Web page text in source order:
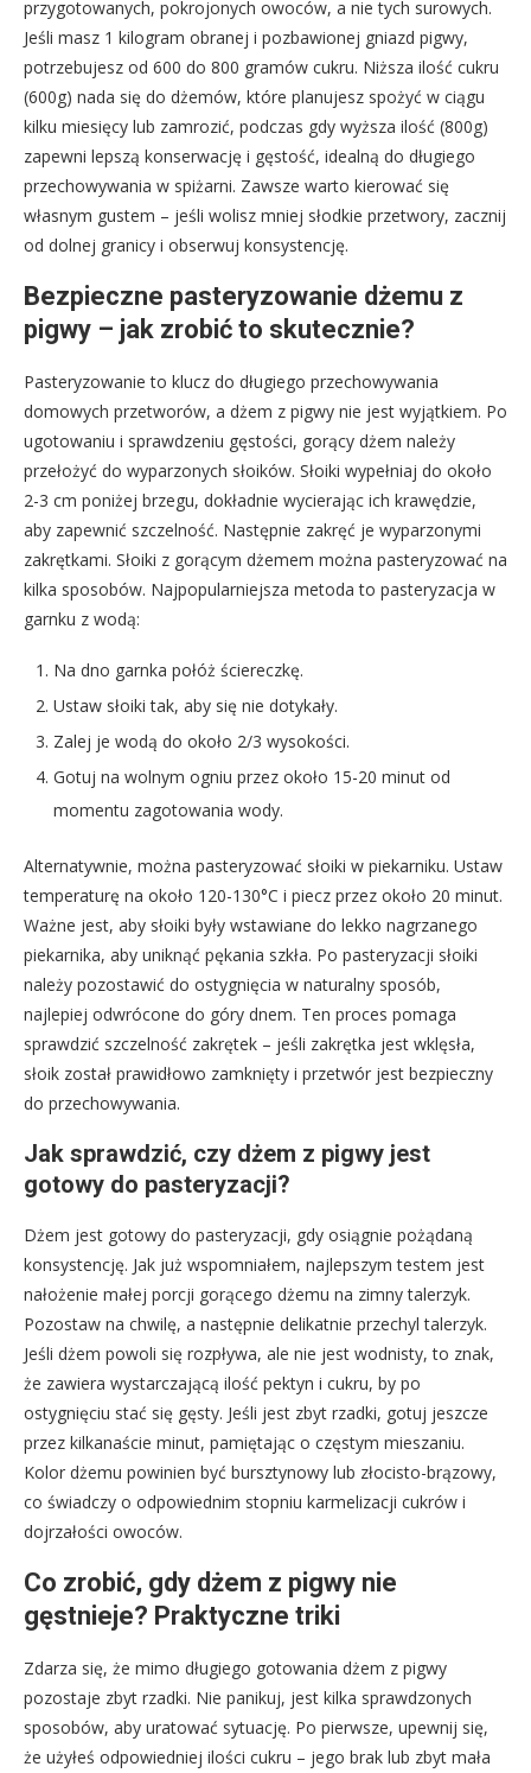
przygotowanych, pokrojonych owoców, a nie tych surowych.
Jeśli masz 1 kilogram obranej i pozbawionej gniazd pigwy,
potrzebujesz od 600 do 800 gramów cukru. Niższa ilość cukru
(600g) nada się do dżemów, które planujesz spożyć w ciągu
kilku miesięcy lub zamrozić, podczas gdy wyższa ilość (800g)
zapewni lepszą konserwację i gęstość, idealną do długiego
przechowywania w spiżarni. Zawsze warto kierować się
własnym gustem – jeśli wolisz mniej słodkie przetwory, zacznij
od dolnej granicy i obserwuj konsystencję.
Bezpieczne pasteryzowanie dżemu z
pigwy – jak zrobić to skutecznie?
Pasteryzowanie to klucz do długiego przechowywania
domowych przetworów, a dżem z pigwy nie jest wyjątkiem. Po
ugotowaniu i sprawdzeniu gęstości, gorący dżem należy
przełożyć do wyparzonych słoików. Słoiki wypełniaj do około
2-3 cm poniżej brzegu, dokładnie wycierając ich krawędzie,
aby zapewnić szczelność. Następnie zakręć je wyparzonymi
zakrętkami. Słoiki z gorącym dżemem można pasteryzować na
kilka sposobów. Najpopularniejsza metoda to pasteryzacja w
garnku z wodą:
Na dno garnka połóż ściereczkę.
Ustaw słoiki tak, aby się nie dotykały.
Zalej je wodą do około 2/3 wysokości.
Gotuj na wolnym ogniu przez około 15-20 minut od
momentu zagotowania wody.
Alternatywnie, można pasteryzować słoiki w piekarniku. Ustaw
temperaturę na około 120-130°C i piecz przez około 20 minut.
Ważne jest, aby słoiki były wstawiane do lekko nagrzanego
piekarnika, aby uniknąć pękania szkła. Po pasteryzacji słoiki
należy pozostawić do ostygnięcia w naturalny sposób,
najlepiej odwrócone do góry dnem. Ten proces pomaga
sprawdzić szczelność zakrętek – jeśli zakrętka jest wklęsła,
słoik został prawidłowo zamknięty i przetwór jest bezpieczny
do przechowywania.
Jak sprawdzić, czy dżem z pigwy jest
gotowy do pasteryzacji?
Dżem jest gotowy do pasteryzacji, gdy osiągnie pożądaną
konsystencję. Jak już wspomniałem, najlepszym testem jest
nałożenie małej porcji gorącego dżemu na zimny talerzyk.
Pozostaw na chwilę, a następnie delikatnie przechyl talerzyk.
Jeśli dżem powoli się rozpływa, ale nie jest wodnisty, to znak,
że zawiera wystarczającą ilość pektyn i cukru, by po
ostygnięciu stać się gęsty. Jeśli jest zbyt rzadki, gotuj jeszcze
przez kilkanaście minut, pamiętając o częstym mieszaniu.
Kolor dżemu powinien być bursztynowy lub złocisto-brązowy,
co świadczy o odpowiednim stopniu karmelizacji cukrów i
dojrzałości owoców.
Co zrobić, gdy dżem z pigwy nie
gęstnieje? Praktyczne triki
Zdarza się, że mimo długiego gotowania dżem z pigwy
pozostaje zbyt rzadki. Nie panikuj, jest kilka sprawdzonych
sposobów, aby uratować sytuację. Po pierwsze, upewnij się,
że użyłeś odpowiedniej ilości cukru – jego brak lub zbyt mała